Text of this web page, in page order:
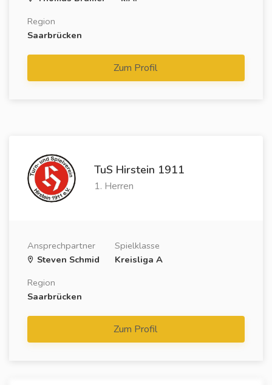
Region
Saarbrücken
Zum Profil
TuS Hirstein 1911
1. Herren
Ansprechpartner
Steven Schmid
Spielklasse
Kreisliga A
Region
Saarbrücken
Zum Profil